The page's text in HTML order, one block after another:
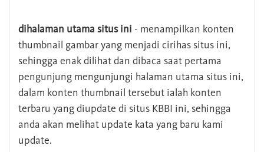
dihalaman utama situs ini - menampilkan konten
thumbnail gambar yang menjadi cirihas situs ini,
sehingga enak dilihat dan dibaca saat pertama
pengunjung mengunjungi halaman utama situs ini,
dalam konten thumbnail tersebut ialah konten
terbaru yang diupdate di situs KBBI ini, sehingga
anda akan melihat update kata yang baru kami
update.